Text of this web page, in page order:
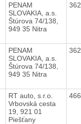
PENAM
SLOVAKIA, a.s.
Štúrova 74/138,
949 35 Nitra
PENAM
SLOVAKIA, a.s.
Štúrova 74/138,
949 35 Nitra
RT auto, s.r.o.
Vrbovská cesta
19, 921 01
Piešťany